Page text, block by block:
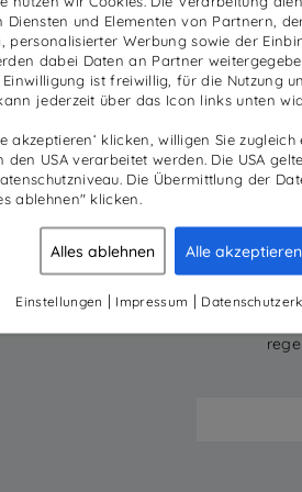
LinkedIn
Diensten und Elementen von Partnern,
personalisierter Werbung sowie der
dabei Daten an Partner
Einwilligung ist freiwillig, für die Nutzung
jederzeit über das Icon links unten
akzeptieren‘ klicken, willigen Sie
den USA verarbeitet werden. Die USA
Die Übermittlung der
ablehnen" klicken.
Alles ablehnen Alle akzeptieren
Einstellungen | Impressum |